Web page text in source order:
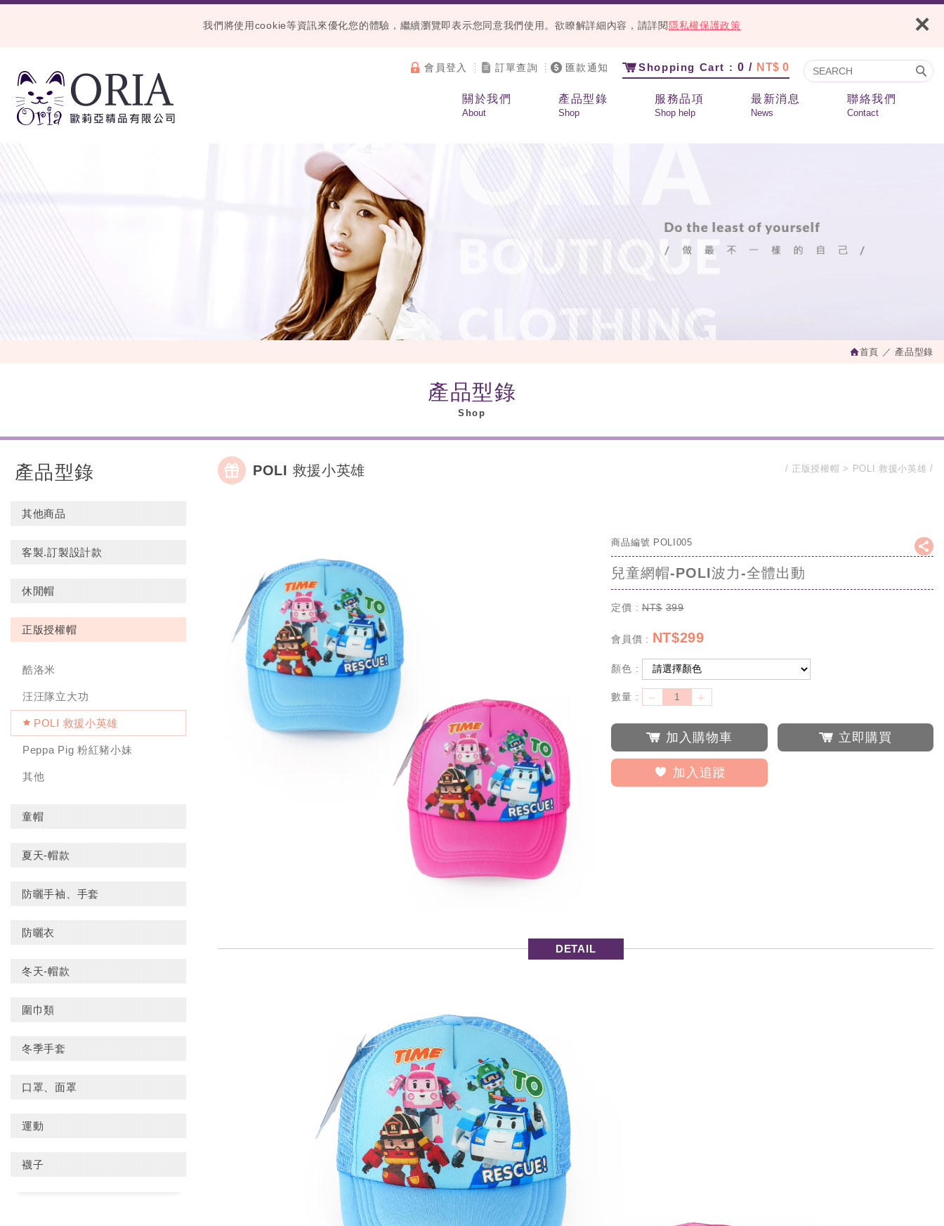
我們將使用cookie等資訊來優化您的體驗，繼續瀏覽即表示您同意我們使用。欲瞭解詳細內容，請詳閱 隱私權保護政策 ×
會員登入 訂單查詢 匯款通知 Shopping Cart : 0 / NT$ 0
關於我們
About
產品型錄
Shop
服務品項
Shop help
最新消息
News
聯絡我們
Contact
首頁 產品型錄
產品型錄
Shop
產品型錄
其他商品
客製.訂製設計款
休閒帽
正版授權帽
酷洛米
汪汪隊立大功
POLI 救援小英雄
Peppa Pig 粉紅豬小妹
其他
童帽
夏天-帽款
防曬手袖、手套
防曬衣
冬天-帽款
圍巾類
冬季手套
口罩、面罩
運動
襪子
正版授權帽 POLI 救援小英雄
POLI 救援小英雄
商品編號 POLI005
兒童網帽-POLI波力-全體出動
定價 : NT$ 399
會員價 : NT$299
顏色 :
數量 : － ＋
加入購物車 立即購買
加入追蹤
DETAIL